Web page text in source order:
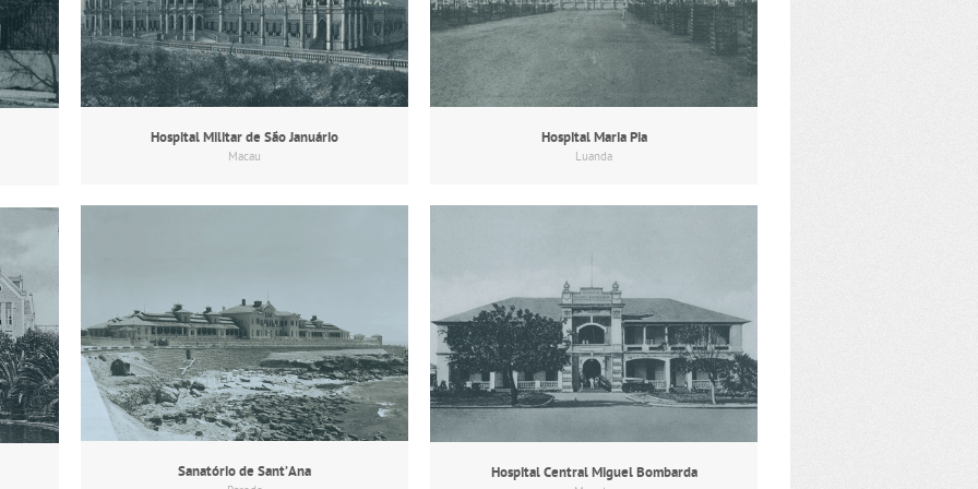
Hospital Militar de São Januário
Macau
Hospital Maria Pia
Luanda
Sanatório de Sant’Ana Hospital Central Miguel Bombarda